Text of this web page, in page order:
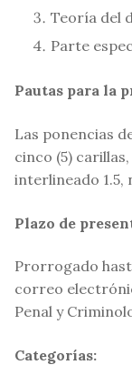
Teoría del
Parte
Pautas para la
Las ponencias
cinco (5)
interlineado 1.5,
Plazo de
Prorrogado
correo
Penal y
Categorías: